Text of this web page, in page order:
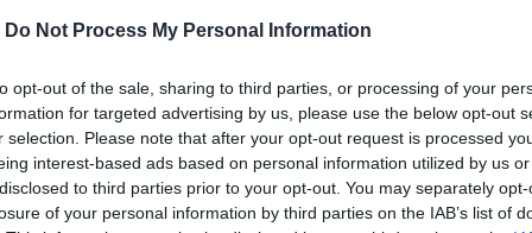
Do Not Process My Personal Information
opt-out of the sale, sharing to third parties, or processing of your
for targeted advertising by us, please use the below opt-out
selection. Please note that after your opt-out request is processed
interest-based ads based on personal information utilized by us
to third parties prior to your opt-out. You may separately
of your personal information by third parties on the IAB’s list of